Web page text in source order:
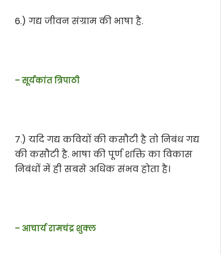
6.) गद्य जीवन संग्राम की भाषा है.
– सूर्यकांत त्रिपाठी
7.) यदि गद्य कवियों की कसौटी है तो निबंध गद्य
की कसौटी है. भाषा की पूर्ण शक्ति का विकास
निबंधों में ही सबसे अधिक संभव होता है।
– आचार्य रामचंद्र शुक्ल